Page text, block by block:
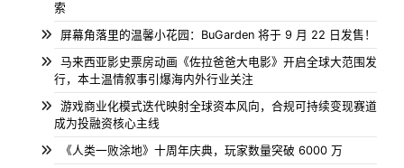
索
屏幕角落里的温馨小花园：BuGarden 将于 9 月 22 日发售！
马来西亚影史票房动画《佐拉爸爸大电影》开启全球大范围发
行，本土温情叙事引爆海内外行业关注
游戏商业化模式迭代映射全球资本风向，合规可持续变现赛道
成为投融资核心主线
《人类一败涂地》十周年庆典，玩家数量突破 6000 万